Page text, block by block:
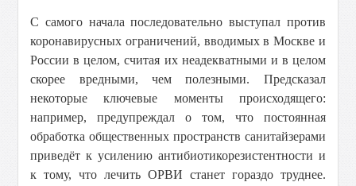
С самого начала последовательно выступал против
коронавирусных ограничений, вводимых в Москве и
России в целом, считая их неадекватными и в целом
скорее вредными, чем полезными. Предсказал
некоторые ключевые моменты происходящего:
например, предупреждал о том, что постоянная
обработка общественных пространств санитайзерами
приведёт к усилению антибиотикорезистентности и
к тому, что лечить ОРВИ станет гораздо труднее.